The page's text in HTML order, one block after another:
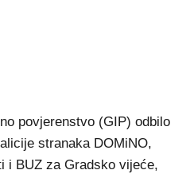
povjerenstvo (GIP) odbilo
stranaka DOMiNO,
i BUZ za Gradsko vijeće,